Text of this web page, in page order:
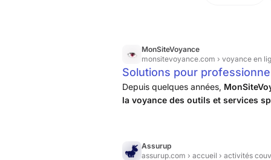
MonSiteVoyance
monsitevoyance.com › voyance en
Solutions pour
Depuis quelques années,
la voyance des outils et services
Assurup
assurup.com › accueil › activités